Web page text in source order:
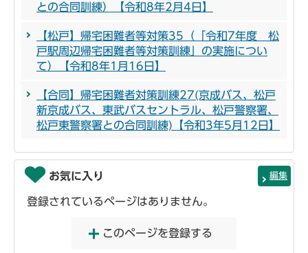
との合同訓練）【令和8年2月4日】
【松戸】帰宅困難者等対策35（「令和7年度 松
戸駅周辺帰宅困難者等対策訓練」の実施につい
て）【令和8年1月16日】
【合同】帰宅困難者対策訓練27(京成バス、松戸
新京成バス、東武バスセントラル、松戸警察署、
松戸東警察署との合同訓練)【令和3年5月12日】
お気に入り 編集
登録されているページはありません。
このページを登録する